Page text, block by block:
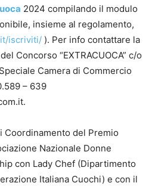
2024 compilando il modulo
insieme al regolamento,
iscriviti/ ). Per info contattare la
Concorso “EXTRACUOCA” c/o
Camera di Commercio
– 639
Coordinamento del Premio
Nazionale Donne
con Lady Chef (Dipartimento
Italiana Cuochi) e con il